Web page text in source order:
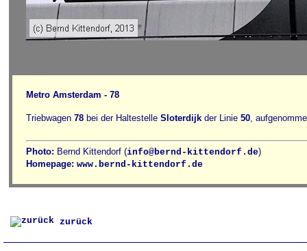
Metro Amsterdam - 78
Triebwagen 78 bei der Haltestelle Sloterdijk der Linie 50,
Photo: Bernd Kittendorf (info@bernd-kittendorf.de)
Homepage: www.bernd-kittendorf.de
zurück